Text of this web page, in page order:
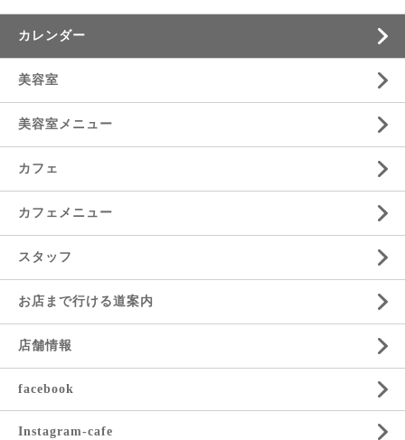
カレンダー
美容室
美容室メニュー
カフェ
カフェメニュー
スタッフ
お店まで行ける道案内
店舗情報
facebook
Instagram-cafe